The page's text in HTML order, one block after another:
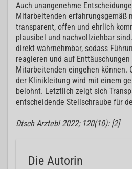
Auch unangenehme
Mitarbeitenden erfahrungsgemäß
transparent, offen und ehrlich
plausibel und nachvollziehbar
direkt wahrnehmbar, sodass
reagieren und auf
Mitarbeitenden eingehen können.
der Klinikleitung wird mit einem
belohnt. Letztlich zeigt sich
entscheidende Stellschraube für
Dtsch Arztebl 2022; 120(10): [2]
Die Autorin